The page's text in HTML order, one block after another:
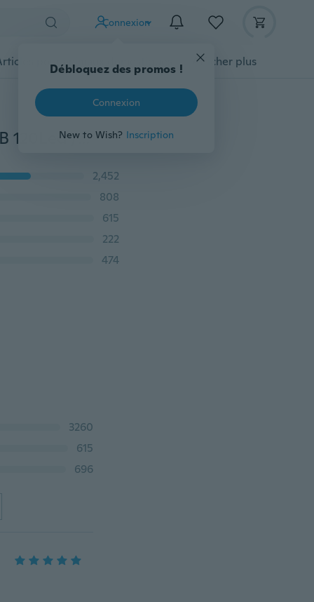
Connexion
Débloquez des promos !
Connexion
New to Wish? Inscription
pour animaux domestiques Afficher plus
2M / 5M RGB LED Strip Light 12V 3528 Blanc froid RGB 120Led / 300Led SMD Flexible Led String Light Décoration extérieure
2,452
808
615
222
474
3260
615
696